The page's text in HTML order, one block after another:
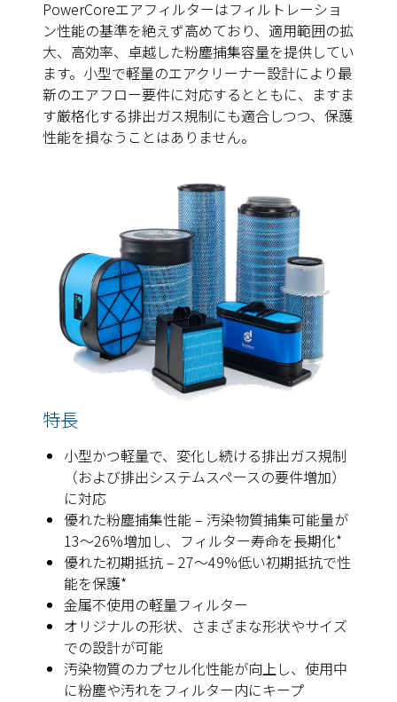
PowerCoreエアフィルターはフィルトレーショ
ン性能の基準を絶えず高めており、適用範囲の拡
大、高効率、卓越した粉塵捕集容量を提供してい
ます。小型で軽量のエアクリーナー設計により最
新のエアフロー要件に対応するとともに、ますま
す厳格化する排出ガス規制にも適合しつつ、保護
性能を損なうことはありません。
特長
小型かつ軽量で、変化し続ける排出ガス規制
（および排出システムスペースの要件増加）
に対応
優れた粉塵捕集性能 – 汚染物質捕集可能量が
13～26%増加し、フィルター寿命を長期化*
優れた初期抵抗 – 27～49%低い初期抵抗で性
能を保護*
金属不使用の軽量フィルター
オリジナルの形状、さまざまな形状やサイズ
での設計が可能
汚染物質のカプセル化性能が向上し、使用中
に粉塵や汚れをフィルター内にキープ